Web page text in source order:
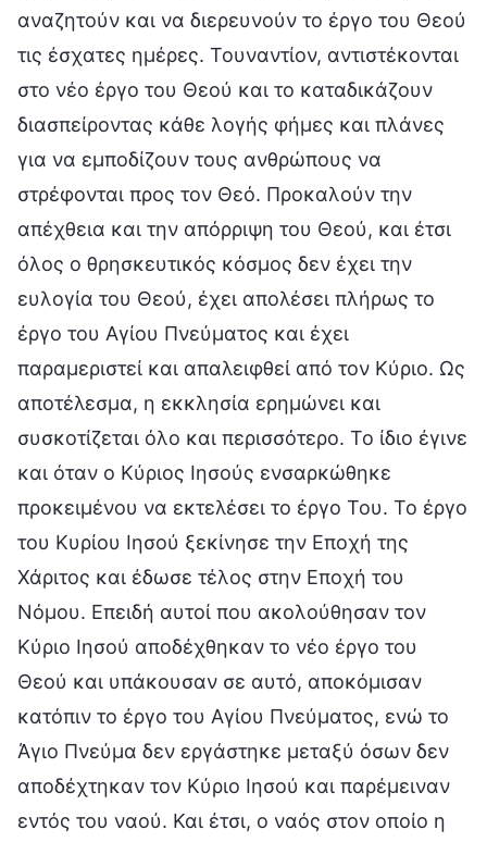
αναζητούν και να διερευνούν το έργο του Θεού
τις έσχατες ημέρες. Τουναντίον, αντιστέκονται
στο νέο έργο του Θεού και το καταδικάζουν
διασπείροντας κάθε λογής φήμες και πλάνες
για να εμποδίζουν τους ανθρώπους να
στρέφονται προς τον Θεό. Προκαλούν την
απέχθεια και την απόρριψη του Θεού, και έτσι
όλος ο θρησκευτικός κόσμος δεν έχει την
ευλογία του Θεού, έχει απολέσει πλήρως το
έργο του Αγίου Πνεύματος και έχει
παραμεριστεί και απαλειφθεί από τον Κύριο. Ως
αποτέλεσμα, η εκκλησία ερημώνει και
συσκοτίζεται όλο και περισσότερο. Το ίδιο έγινε
και όταν ο Κύριος Ιησούς ενσαρκώθηκε
προκειμένου να εκτελέσει το έργο Του. Το έργο
του Κυρίου Ιησού ξεκίνησε την Εποχή της
Χάριτος και έδωσε τέλος στην Εποχή του
Νόμου. Επειδή αυτοί που ακολούθησαν τον
Κύριο Ιησού αποδέχθηκαν το νέο έργο του
Θεού και υπάκουσαν σε αυτό, αποκόμισαν
κατόπιν το έργο του Αγίου Πνεύματος, ενώ το
Άγιο Πνεύμα δεν εργάστηκε μεταξύ όσων δεν
αποδέχτηκαν τον Κύριο Ιησού και παρέμειναν
εντός του ναού. Και έτσι, ο ναός στον οποίο η